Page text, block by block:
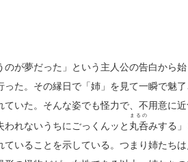
が夢だった」という主人公の告白から
た。その縁日で「姉」を見て一瞬で魅
いた。そんな姿でも怪力で、不用意に
れないうちにごっくんッと丸呑
まるの
みする
いることを示している。つまり姉たち